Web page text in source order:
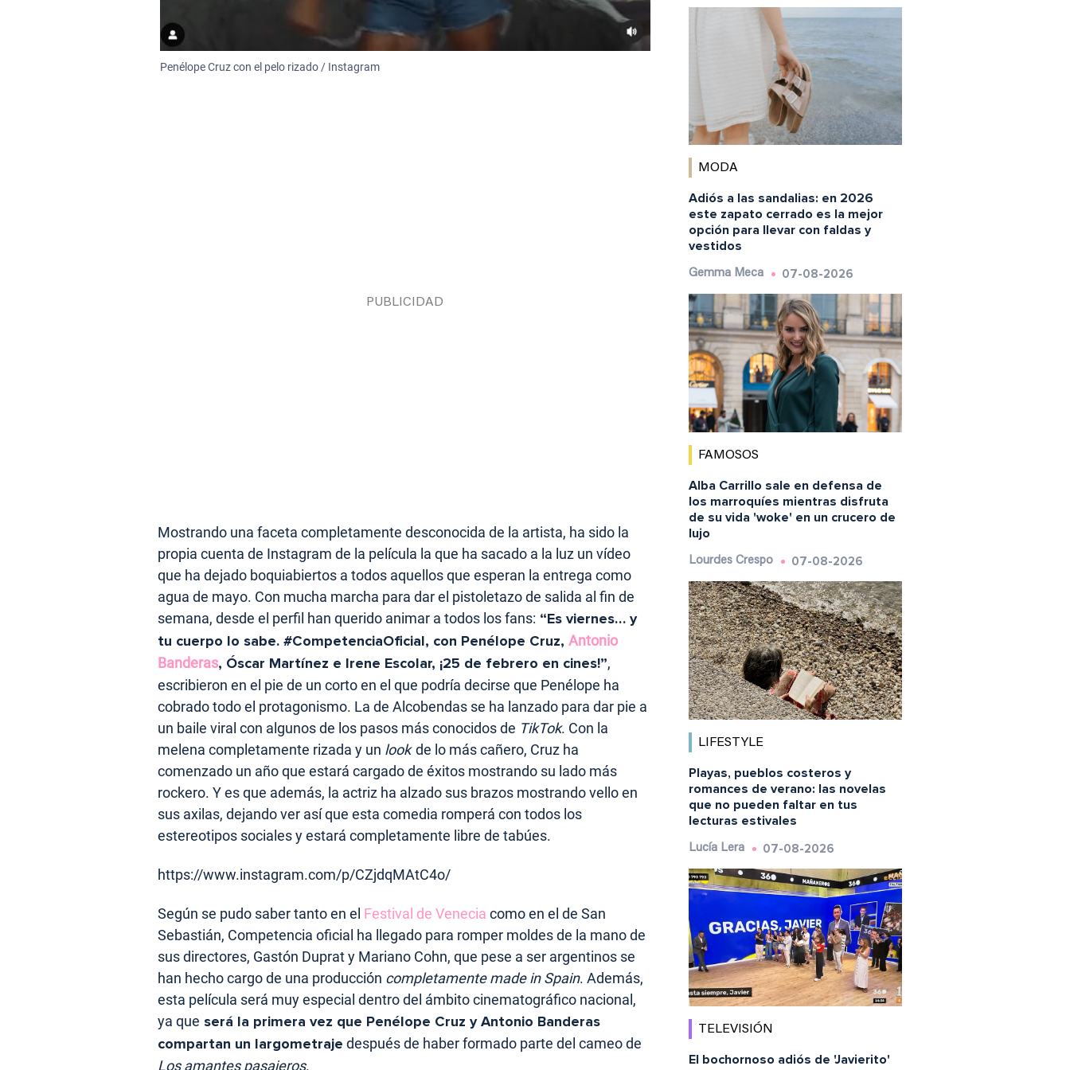
Penélope Cruz con el pelo rizado / Instagram
Mostrando una faceta completamente desconocida de la artista, ha sido la
propia cuenta de Instagram de la película la que ha sacado a la luz un vídeo
que ha dejado boquiabiertos a todos aquellos que esperan la entrega como
agua de mayo. Con mucha marcha para dar el pistoletazo de salida al fin de
semana, desde el perfil han querido animar a todos los fans: “Es viernes… y
tu cuerpo lo sabe. #CompetenciaOficial, con Penélope Cruz, Antonio
Banderas, Óscar Martínez e Irene Escolar, ¡25 de febrero en cines!”,
escribieron en el pie de un corto en el que podría decirse que Penélope ha
cobrado todo el protagonismo. La de Alcobendas se ha lanzado para dar pie a
un baile viral con algunos de los pasos más conocidos de TikTok. Con la
melena completamente rizada y un lookde lo más cañero, Cruz ha
comenzado un año que estará cargado de éxitos mostrando su lado más
rockero. Y es que además, la actriz ha alzado sus brazos mostrando vello en
sus axilas, dejando ver así que esta comedia romperá con todos los
estereotipos sociales y estará completamente libre de tabúes.
https://www.instagram.com/p/CZjdqMAtC4o/
Según se pudo saber tanto en el Festival de Venecia como en el de San
Sebastián, Competencia oficial ha llegado para romper moldes de la mano de
sus directores, Gastón Duprat y Mariano Cohn, que pese a ser argentinos se
han hecho cargo de una producción completamente made in Spain. Además,
esta película será muy especial dentro del ámbito cinematográfico nacional,
ya que será la primera vez que Penélope Cruz y Antonio Banderas
compartan un largometraje después de haber formado parte del cameo de
Los amantes pasajeros.
MODA
Adiós a las sandalias: en 2026
este zapato cerrado es la mejor
opción para llevar con faldas y
vestidos
Gemma Meca 07-08-2026
FAMOSOS
Alba Carrillo sale en defensa de
los marroquíes mientras disfruta
de su vida 'woke' en un crucero de
lujo
Lourdes Crespo 07-08-2026
LIFESTYLE
Playas, pueblos costeros y
romances de verano: las novelas
que no pueden faltar en tus
lecturas estivales
Lucía Lera 07-08-2026
TELEVISIÓN
El bochornoso adiós de 'Javierito'